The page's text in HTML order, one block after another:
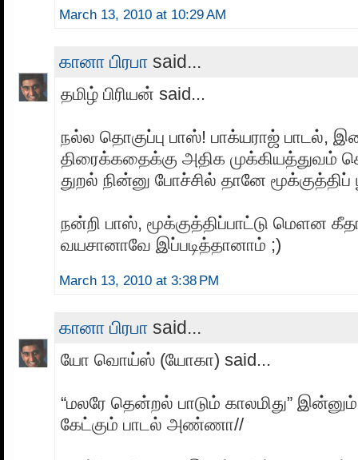
March 13, 2010 at 10:29 AM
கானா பிரபா said...
தமிழ் பிரியன் said...
நல்ல தொகுப்பு பாஸ்! பாக்யராஜ் பாடல்,
திரைக்கதைக்கு அதிக முக்கியத்துவம்
துறல் நின்னு போச்சில் தானே மூக்குத்திப்
நன்றி பாஸ், மூக்குத்திப்பாட்டு மெளன
வயசானாவே இப்படித்தானாம் ;)
March 13, 2010 at 3:38 PM
கானா பிரபா said...
யோ வொய்ஸ் (யோகா) said...
“மலரே தென்றல் பாடும் காலமிது”
கேட்கும் பாடல் அண்ணா//